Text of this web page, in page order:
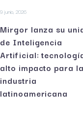
9 junio, 2026
Mirgor lanza su
de Inteligencia
Artificial:
alto impacto para la
industria
latinoamericana